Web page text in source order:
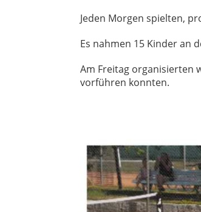
Jeden Morgen spielten,
Es nahmen 15 Kinder an
Am Freitag organisierten
vorführen konnten.